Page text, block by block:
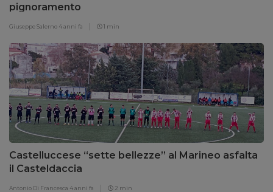
pignoramento
Giuseppe Salerno 4 anni fa 1 min
Castelluccese “sette bellezze” al Marineo asfalta
il Casteldaccia
Antonio Di Francesca 4 anni fa 2 min